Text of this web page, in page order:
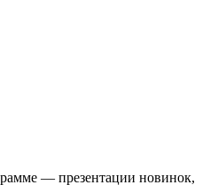
— презентации новинок,